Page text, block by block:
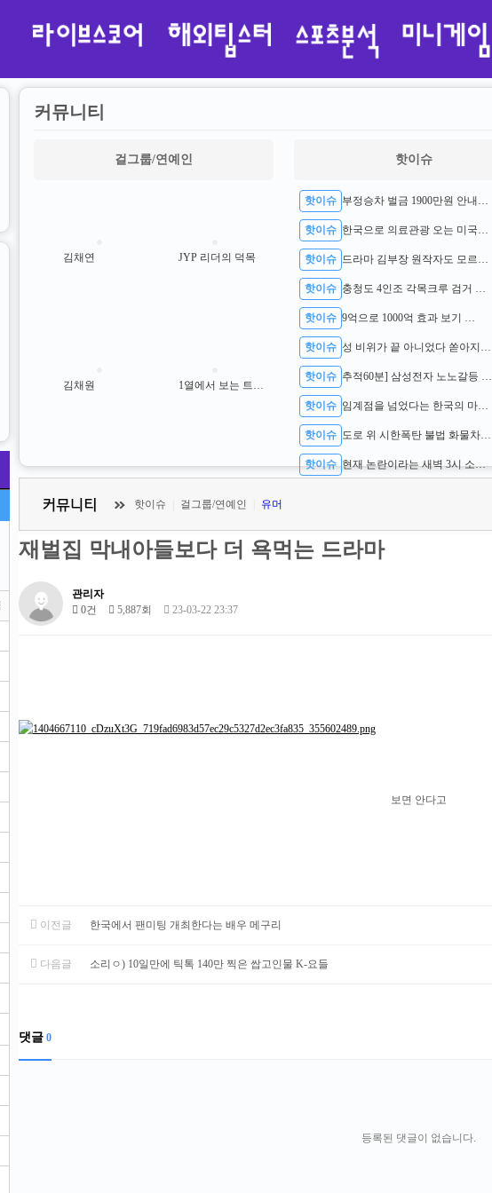
커뮤니티
걸그룹/연예인
김채연 JYP 리더의 덕목
김채원
핫이슈
핫이슈 부정승차 벌금 1900만원 안내고 버틴 3…
핫이슈 한국으로 의료관광 오는 미국인들 …
핫이슈 드라마 김부장 원작자도 모르던 충격적인 사…
핫이슈 충청도 4인조 각목크루 검거 …
핫이슈 9억으로 1000억 효과 보기 …
핫이슈 성 비위가 끝 아니었다 쏟아지는 거제왕 제…
핫이슈 추적60분] 삼성전자 노노갈등 터진 이유 …
핫이슈 임계점을 넘었다는 한국의 마약 침투 수준 …
핫이슈 도로 위 시한폭탄 불법 화물차 단속현장 …
핫이슈 현재 논란이라는 새벽 3시 소아과 대기줄 …
핫이슈 걸그룹/연예인 유머
재벌집 막내아들보다 더 욕먹는 드라마
관리자
0건
5,887회 23-03-22 23:37
보면 안다고
이전글 한국에서 팬미팅 개최한다는 배우 메구리
다음글 소리ㅇ) 10일만에 틱톡 140만 찍은 쌉고인물 K-요들
댓글 0
등록된 댓글이 없습니다.